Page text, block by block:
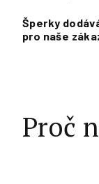
Šperky
pro naše
Proč